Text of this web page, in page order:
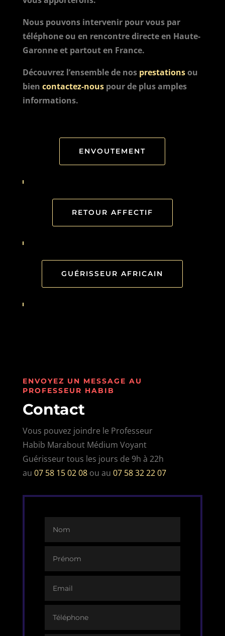
Nous pouvons intervenir pour vous par
téléphone ou en rencontre directe en Haute-
Garonne et partout en France.
Découvrez l’ensemble de nos prestationsou
bien contactez-nouspour de plus amples
informations.
ENVOUTEMENT
RETOUR AFFECTIF
GUÉRISSEUR AFRICAIN
ENVOYEZ UN MESSAGE AU
PROFESSEUR HABIB
Contact
Vous pouvez joindre le Professeur
Habib Marabout Médium Voyant
Guérisseur tous les jours de 9h à 22h
au 07 58 15 02 08ou au 07 58 32 22 07